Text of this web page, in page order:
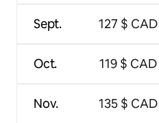
Sept.
Oct.
Nov.
127 $ CAD
119 $ CAD
135 $ CAD